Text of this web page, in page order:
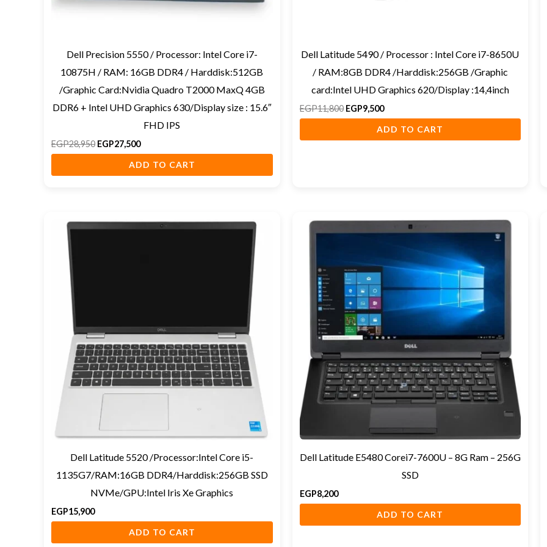
Dell Precision 5550 / Processor: Intel Core i7-
10875H / RAM: 16GB DDR4 / Harddisk:512GB
/Graphic Card:Nvidia Quadro T2000 MaxQ 4GB
DDR6 + Intel UHD Graphics 630/Display size : 15.6″
FHD IPS
EGP28,950 EGP27,500
ADD TO CART
Dell Latitude 5490 / Processor : Intel Core i7-8650U
/ RAM:8GB DDR4 /Harddisk:256GB /Graphic
card:Intel UHD Graphics 620/Display :14,4inch
EGP11,800 EGP9,500
ADD TO CART
Dell Latitude 5520 /Processor:Intel Core i5-
1135G7/RAM:16GB DDR4/Harddisk:256GB SSD
NVMe/GPU:Intel Iris Xe Graphics
EGP15,900
ADD TO CART
Dell Latitude E5480 Corei7-7600U – 8G Ram – 256G
SSD
EGP8,200
ADD TO CART